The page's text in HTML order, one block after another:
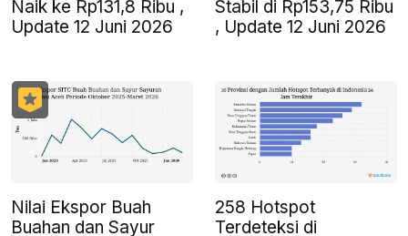
Naik ke Rp131,8 Ribu ,
Update 12 Juni 2026
Stabil di Rp153,75 Ribu
, Update 12 Juni 2026
Nilai Ekspor Buah
Buahan dan Sayur
258 Hotspot
Terdeteksi di